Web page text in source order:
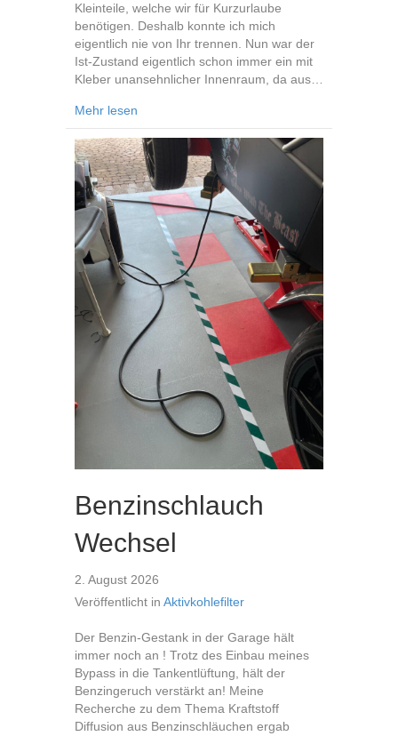
Kleinteile, welche wir für Kurzurlaube
benötigen. Deshalb konnte ich mich
eigentlich nie von Ihr trennen. Nun war der
Ist-Zustand eigentlich schon immer ein mit
Kleber unansehnlicher Innenraum, da aus…
Mehr lesen
Benzinschlauch
Wechsel
2. August 2026
Veröffentlicht in Aktivkohlefilter
Der Benzin-Gestank in der Garage hält
immer noch an ! Trotz des Einbau meines
Bypass in die Tankentlüftung, hält der
Benzingeruch verstärkt an! Meine
Recherche zu dem Thema Kraftstoff
Diffusion aus Benzinschläuchen ergab